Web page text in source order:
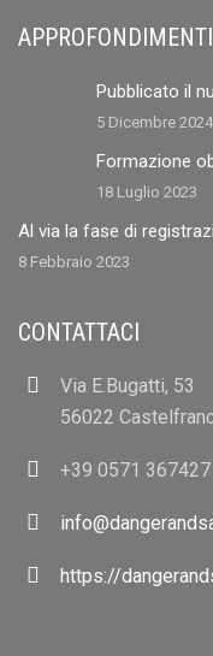
APPROFONDIMENTI
Pubblicato il
5 Dicembre 2024
Formazione
18 Luglio 2023
Al via la fase di
8 Febbraio 2023
CONTATTACI
Via E.Bugatti, 53
56022
+39 0571 367427
https://